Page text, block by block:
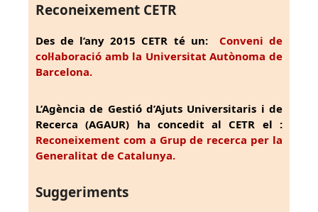
Reconeixement CETR
Des de l’any 2015 CETR té un: Conveni de
col·laboració amb la Universitat Autònoma de
Barcelona.
L’Agència de Gestió d’Ajuts Universitaris i de
Recerca (AGAUR) ha concedit al CETR el :
Reconeixement com a Grup de recerca per la
Generalitat de Catalunya.
Suggeriments